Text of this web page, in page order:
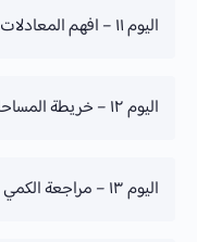
تقدم الدورة
0% Complete
اليوم ١١ – افهم المعادلات
تقدم الدورة
0% Complete
اليوم ١٢ – خريطة المساحات والزوايا
تقدم الدورة
0% Complete
اليوم ١٣ – مراجعة الكمي